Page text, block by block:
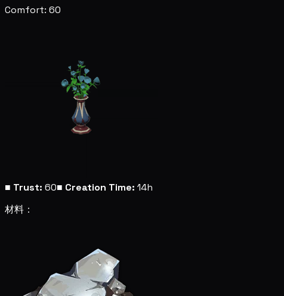
Comfort: 60
■ Trust: 60■ Creation Time: 14h
材料：